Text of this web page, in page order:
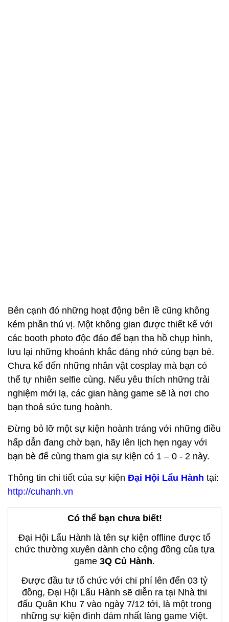
Bên cạnh đó những hoạt động bên lề cũng không
kém phần thú vị. Một không gian được thiết kế với
các booth photo độc đáo để bạn tha hồ chụp hình,
lưu lại những khoảnh khắc đáng nhớ cùng bạn bè.
Chưa kể đến những nhân vật cosplay mà bạn có
thể tự nhiên selfie cùng. Nếu yêu thích những trải
nghiệm mới lạ, các gian hàng game sẽ là nơi cho
bạn thoả sức tung hoành.
Đừng bỏ lỡ một sự kiện hoành tráng với những điều
hấp dẫn đang chờ bạn, hãy lên lịch hẹn ngay với
bạn bè để cùng tham gia sự kiện có 1 – 0 - 2 này.
Thông tin chi tiết của sự kiện Đại Hội Lẩu Hành tại:
http://cuhanh.vn
Có thể bạn chưa biết!
Đại Hội Lẩu Hành là tên sự kiện offline được tổ
chức thường xuyên dành cho cộng đồng của tựa
game 3Q Củ Hành.
Được đầu tư tổ chức với chi phí lên đến 03 tỷ
đồng, Đại Hội Lẩu Hành sẽ diễn ra tại Nhà thi
đấu Quân Khu 7 vào ngày 7/12 tới, là một trong
những sự kiện đình đám nhất làng game Việt.